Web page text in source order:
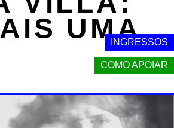
INGRESSOS
COMO APOIAR
UMA